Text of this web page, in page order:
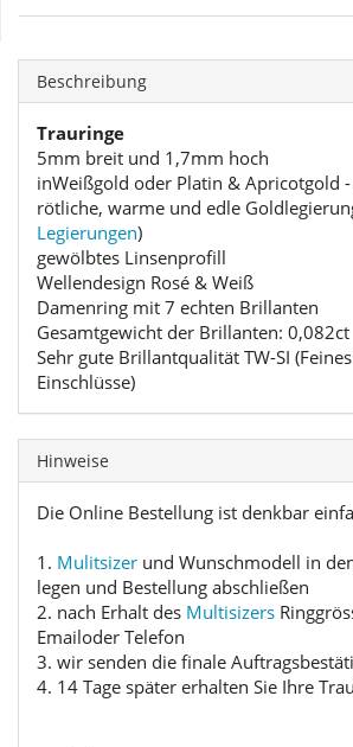
Beschreibung
Trauringe
5mm breit und 1,7mm hoch
inWeißgold oder Platin & Apricotgold
rötliche, warme und edle
Legierungen)
gewölbtes Linsenprofill
Wellendesign Rosé & Weiß
Damenring mit 7 echten Brillanten
Gesamtgewicht der Brillanten: 0,082ct
Sehr gute Brillantqualität TW-SI
Einschlüsse)
Hinweise
Die Online Bestellung ist denkbar
1. Mulitsizer und Wunschmodell in
legen und Bestellung abschließen
2. nach Erhalt des Multisizers
Emailoder Telefon
3. wir senden die finale
4. 14 Tage später erhalten Sie Ihre